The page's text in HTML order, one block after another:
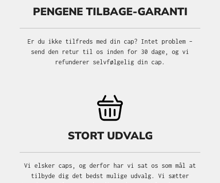
PENGENE TILBAGE-GARANTI
Er du ikke tilfreds med din cap? Intet problem –
send den retur til os inden for 30 dage, og vi
refunderer selvfølgelig din cap.
STORT UDVALG
Vi elsker caps, og derfor har vi sat os som mål at
tilbyde dig det bedst mulige udvalg. Vi sætter